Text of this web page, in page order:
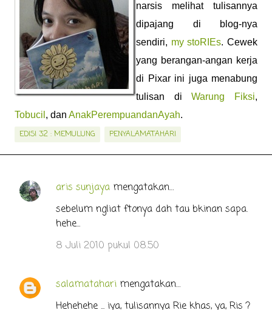
narsis melihat tulisannya
dipajang di blog-nya
sendiri, my stoRIEs. Cewek
yang berangan-angan kerja
di Pixar ini juga menabung
tulisan diWarung Fiksi,
Tobucil , dan AnakPerempuandanAyah.
EDISI 32 : MEMULUNG PENYALAMATAHARI
K
t
a
aris sunjaya mengatakan…
sebelum ngliat ftonya dah tau bkinan sapa.
hehe...
8 Juli 2010 pukul 08.50
salamatahari mengatakan…
Hehehehe ... iya, tulisannya Rie khas, ya, Ris ?